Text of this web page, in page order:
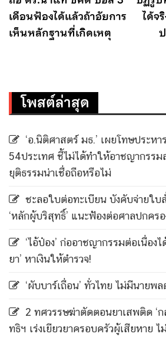
เดือนฟ้องได้แล้วถ้าอัยการ
เห็นหลักฐานที่เกิดเหตุ
ได้จ
โพสต์ล่าสุด
‘อ.นิติศาสตร์ มธ.’ เผยโทษประหา
54ประเทศ ชี้ไม่ได้ทำให้อาชญากรรม
ยุติธรรมน่าเชื่อถือหรือไม่
ชะลอใบต่อทะเบียน บังคับจ่ายใบ
‘หลักผู้บริสุทธิ์’ แนะฟ้องต่อศาลปกคร
‘ไอ้ป๋อง’ ก่ออาชญากรรมต่อเนื่อง
ยา’ หาเงินให้ตำรวจ!
‘ผับบาร์เถื่อน’ ทั่วไทย ไม่มีนายพ
2 ทศวรรษฆ่าตัดตอนยาเสพติด ‘
ทธิฯ เร่งเยียวยาครอบครัวผู้เสียหาย